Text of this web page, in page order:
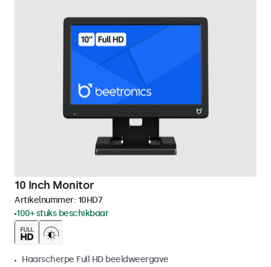
10 Inch Monitor
Artikelnummer: 10HD7
100+ stuks beschikbaar
Haarscherpe Full HD beeldweergave